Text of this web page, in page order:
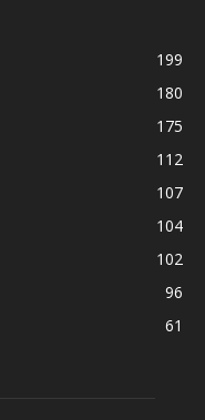
199
180
175
112
107
104
102
96
61